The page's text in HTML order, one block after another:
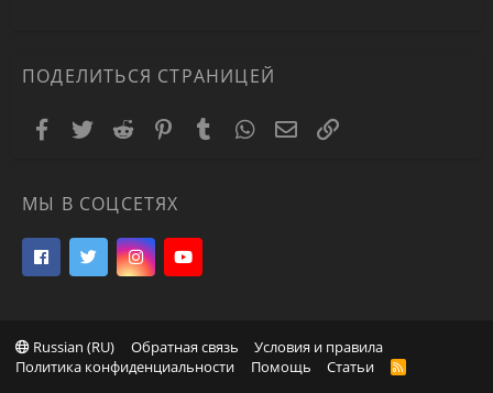
ПОДЕЛИТЬСЯ СТРАНИЦЕЙ
Facebook
TwitterReddit PinterestTumblrWhatsAppЭлектронная почта
Ссылка
МЫ В СОЦСЕТЯХ
Russian (RU) Обратная связь
Условия и правила
Политика конфиденциальности
Помощь Статьи
R